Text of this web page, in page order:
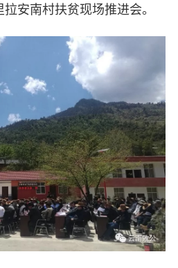
我们
报道
攻坚
动态
云南
安南村扶贫现场推进会。